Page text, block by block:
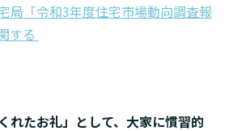
局「令和3年度住宅市場動向調査報
する
れたお礼」として、大家に慣習的